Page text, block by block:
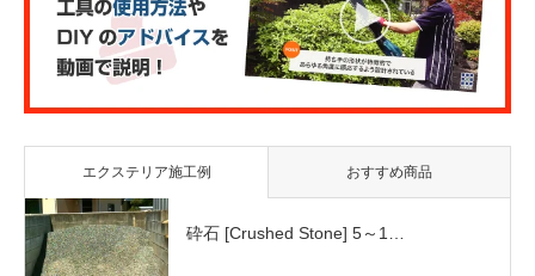
エクステリア施工例 おすすめ商品
砕石 [Crushed Stone] 5～1…